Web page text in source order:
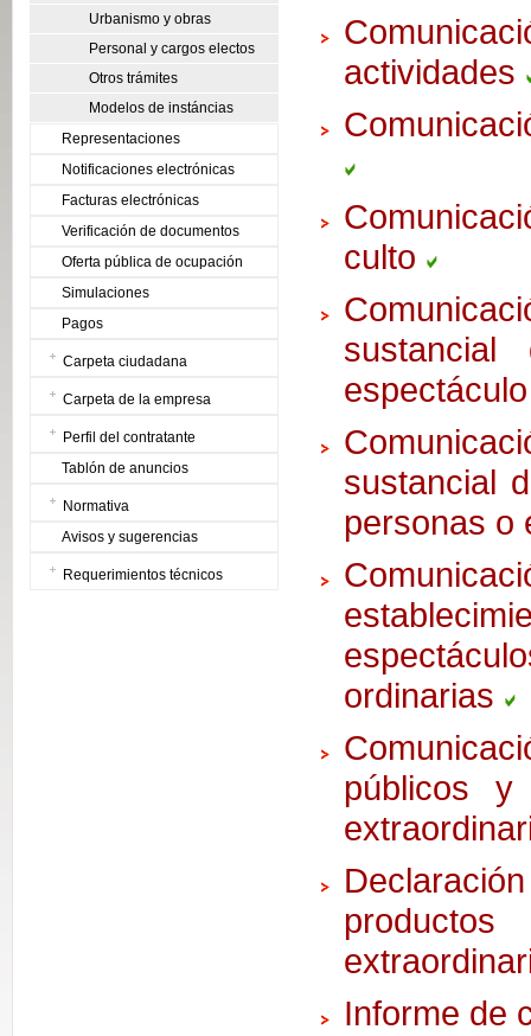
Urbanismo y obras
Personal y cargos electos
Otros trámites
Modelos de instáncias
Representaciones
Notificaciones electrónicas
Facturas electrónicas
Verificación de documentos
Oferta pública de ocupación
Simulaciones
Pagos
Carpeta ciudadana
Carpeta de la empresa
Perfil del contratante
Tablón de anuncios
Normativa
Avisos y sugerencias
Requerimientos técnicos
actividades
culto
sustancial
personas o
ordinarias
públicos y
Informe de